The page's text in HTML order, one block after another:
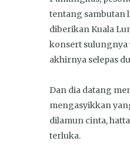
tentang sambutan
diberikan Kuala
konsert sulungnya
akhirnya selepas
Dan dia datang
mengasyikkan
dilamun cinta,
terluka.